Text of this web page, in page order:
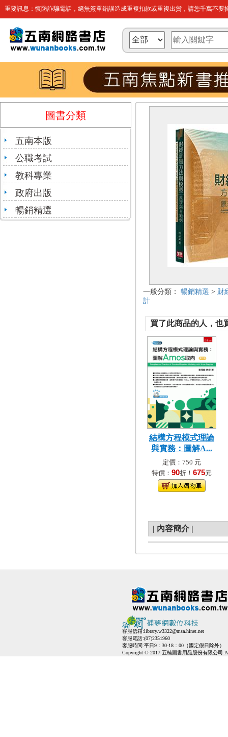
重要訊息：慎防詐騙電話，絕無簽單錯誤造成重複扣款或重複出貨，請您千萬不要
圖書分類
五南本版
公職考試
教科專業
政府出版
暢銷精選
一般分類： 暢銷精選 > 財
計
買了此商品的人，也
結構方程模式理論
與實務：圖解A...
定價：750 元
特價： 90折！ 675元
| 內容簡介 |
客服信箱:library.w3322@msa.hinet.net
客服電話:(07)2351960
客服時間:平日9：30-18：00（國定假日除外）
Copyright © 2017 五楠圖書用品股份有限公司